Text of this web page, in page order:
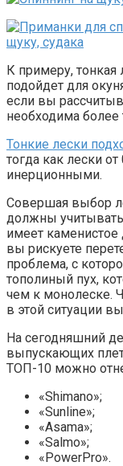
К примеру, тонкая
подойдет для
если вы
необходима более
Тонкие лески
тогда как лески
инерционными.
Совершая выбор
должны
имеет
вы рискуете
проблема, с
тополиный пух,
чем к монолеске.
в этой ситуации
На сегодняшний
выпускающих
ТОП-10 можно
«Shimano»;
«Sunline»;
«Asama»;
«Salmo»;
«PowerPro».